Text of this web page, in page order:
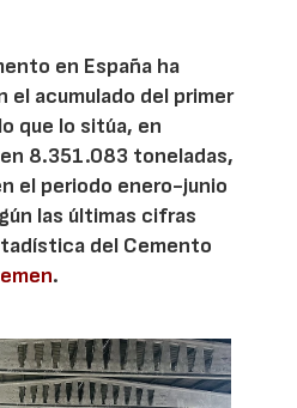
en España ha
el acumulado del primer
que lo sitúa, en
8.351.083 toneladas,
el periodo enero-junio
las últimas cifras
del Cemento
.